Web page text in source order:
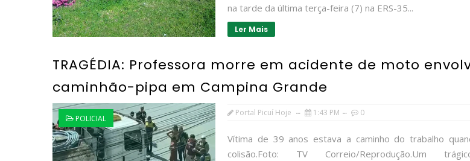
na tarde da última terça-feira (7) na ERS-35...
Ler Mais
TRAGÉDIA: Professora morre em acidente de moto
caminhão-pipa em Campina Grande
POLICIAL
Portal Picuí Hoje 1:43 PM 0
Vítima de 39 anos estava a caminho do trabalho
colisão.Foto: TV Correio/Reprodução.Um